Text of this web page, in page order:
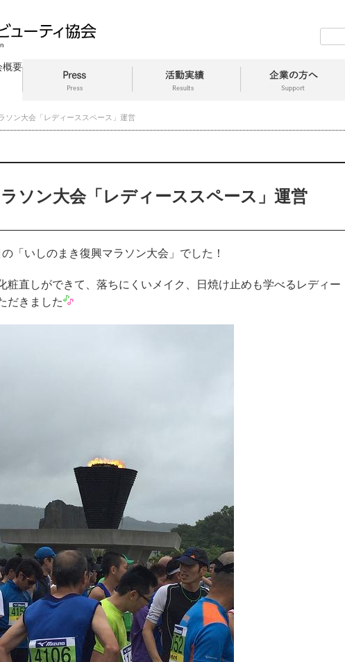
ソン大会「レディーススペース」運営
ソン大会「レディーススペース」運営
「いしのまき復興マラソン大会」でした！
粧直しができて、落ちにくいメイク、日焼け止めも学べるレディー
だきました